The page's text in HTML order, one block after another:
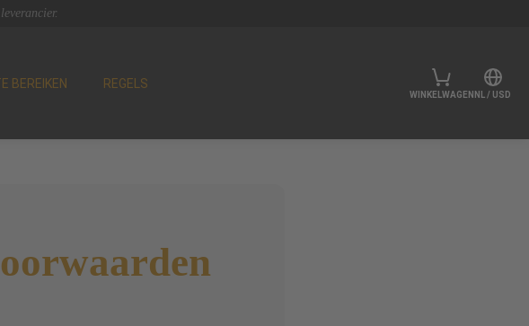
BEREIKEN REGELS
WINKELWAGEN NL / USD